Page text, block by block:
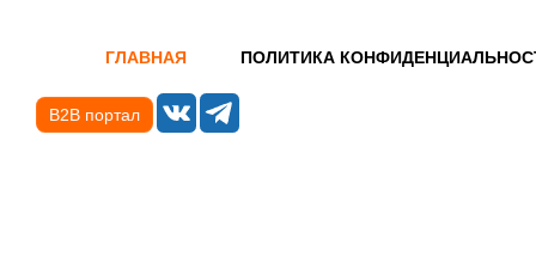
ГЛАВНАЯ ПОЛИТИКА
B2B портал